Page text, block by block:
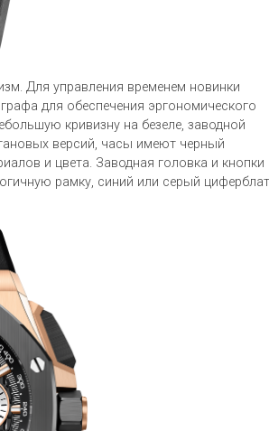
Для управления временем новинки
для обеспечения эргономического
кривизну на безеле, заводной
версий, часы имеют черный
и цвета. Заводная головка и кнопки
рамку, синий или серый